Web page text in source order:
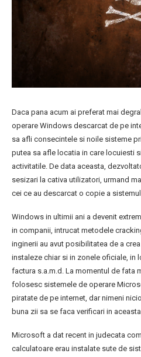
Daca pana acum ai preferat mai
operare Windows descarcat de pe
sa afli consecintele si noile sisteme
putea sa afle locatia in care locuiesti
activitatile. De data aceasta,
sesizari la cativa utilizatori, urmand
cei ce au descarcat o copie a
Windows in ultimii ani a devenit
in companii, intrucat metodele
inginerii au avut posibilitatea de a
instaleze chiar si in zonele oficiale, in
factura s.a.m.d. La momentul de fata
folosesc sistemele de operare
piratate de pe internet, dar nimeni
buna zii sa se faca verificari in
Microsoft a dat recent in judecata
calculatoare erau instalate sute de